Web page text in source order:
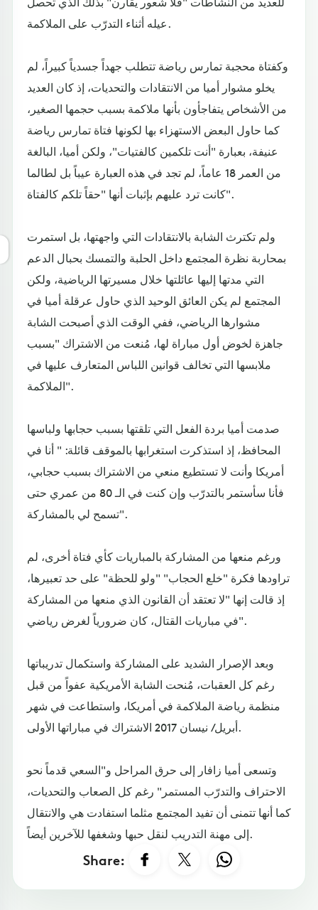
عيله أثناء التدرّب على الملاكمة.
وكفتاة محجبة تمارس رياضة تتطلب جهداً جسدياً كبيراً، لم
يخلو مشوار أميا من الانتقادات والتحديات، إذ كان العديد
من الأشخاص يتفاجأون بأنها ملاكمة بسبب حجمها الصغير،
كما حاول البعض الاستهزاء بها لكونها فتاة تمارس رياضة
عنيفة، بعبارة "أنت تلكمين كالفتيات"، ولكن أميا، البالغة
من العمر 18 عاماً، لم تجد في هذه العبارة عيباً بل لطالما
كانت ترد عليهم بإثبات أنها "حقاً تلكم كالفتاة".
ولم تكترث الشابة بالانتقادات التي واجهتها، بل استمرت
بمحاربة نظرة المجتمع داخل الحلبة والتمسك بحبال الدعم
التي مدتها إليها عائلتها خلال مسيرتها الرياضية، ولكن
المجتمع لم يكن العائق الوحيد الذي حاول عرقلة أميا في
مشوارها الرياضي، ففي الوقت الذي أصبحت الشابة
جاهزة لخوض أول مباراة لها، مُنعت من الاشتراك "بسبب
ملابسها التي تخالف قوانين اللباس المتعارف عليها في
الملاكمة".
صدمت أميا بردة الفعل التي تلقتها بسبب حجابها ولباسها
المحافظ، إذ استذكرت استغرابها بالموقف قائلة: " أنا في
أمريكا وأنت لا تستطيع منعي من الاشتراك بسبب حجابي،
فأنا سأستمر بالتدرّب وإن كنت في الـ 80 من عمري حتى
تسمح لي بالمشاركة".
ورغم منعها من المشاركة بالمباريات كأي فتاة أخرى، لم
تراودها فكرة "خلع الحجاب" "ولو للحظة" على حد تعبيرها،
إذ قالت إنها "لا تعتقد أن القانون الذي منعها من المشاركة
في مباريات القتال، كان ضرورياً لغرض رياضي".
وبعد الإصرار الشديد على المشاركة واستكمال تدريباتها
رغم كل العقبات، مُنحت الشابة الأمريكية عفواً من قبل
منظمة رياضة الملاكمة في أمريكا، واستطاعت في شهر
أبريل/ نيسان 2017 الاشتراك في مباراتها الأولى.
وتسعى أميا زافار إلى حرق المراحل و"السعي قدماً نحو
الاحتراف والتدرّب المستمر" رغم كل الصعاب والتحديات،
كما أنها تتمنى أن تفيد المجتمع مثلما استفادت هي والانتقال
إلى مهنة التدريب لنقل حبها وشغفها للآخرين أيضاً.
Share: